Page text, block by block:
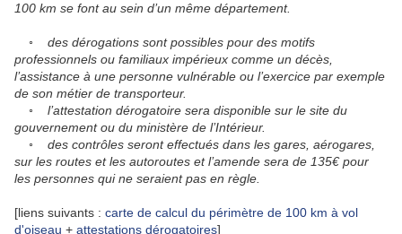
100 km se font au sein d’un même département.
◦ des dérogations sont possibles pour des motifs
professionnels ou familiaux impérieux comme un décès,
l’assistance à une personne vulnérable ou l’exercice par exemple
de son métier de transporteur.
◦ l’attestation dérogatoire sera disponible sur le site du
gouvernement ou du ministère de l’Intérieur.
◦ des contrôles seront effectués dans les gares, aérogares,
sur les routes et les autoroutes et l’amende sera de 135€ pour
les personnes qui ne seraient pas en règle.
[liens suivants : carte de calcul du périmètre de 100 km à vol
d'oiseau + attestations dérogatoires]